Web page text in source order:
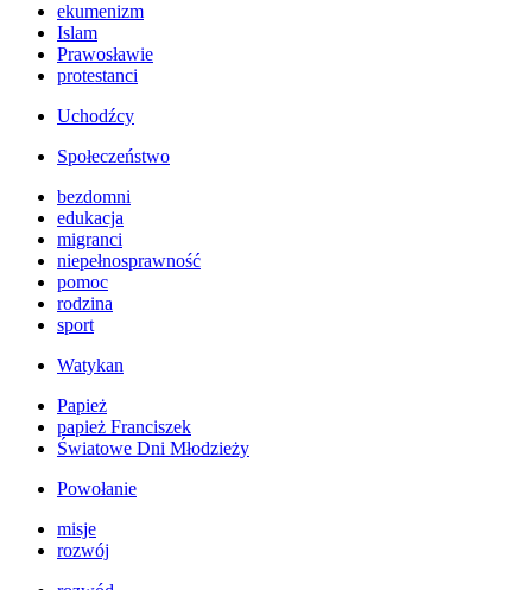
ekumenizm
Islam
Prawosławie
protestanci
Uchodźcy
Społeczeństwo
bezdomni
edukacja
migranci
niepełnosprawność
pomoc
rodzina
sport
Watykan
Papież
papież Franciszek
Światowe Dni Młodzieży
Powołanie
misje
rozwój